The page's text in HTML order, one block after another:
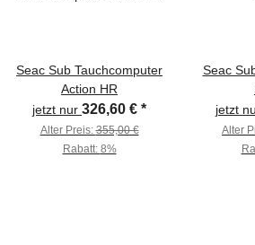
Seac Sub Tauchcomputer
Action HR
jetzt nur 326,60 € *
Alter Preis:355,00 €
Rabatt: 8%
Seac
jetzt
Alter